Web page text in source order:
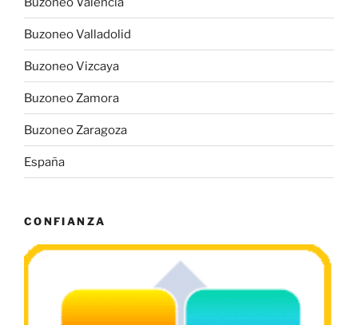
Buzoneo Valladolid
Buzoneo Vizcaya
Buzoneo Zamora
Buzoneo Zaragoza
España
CONFIANZA